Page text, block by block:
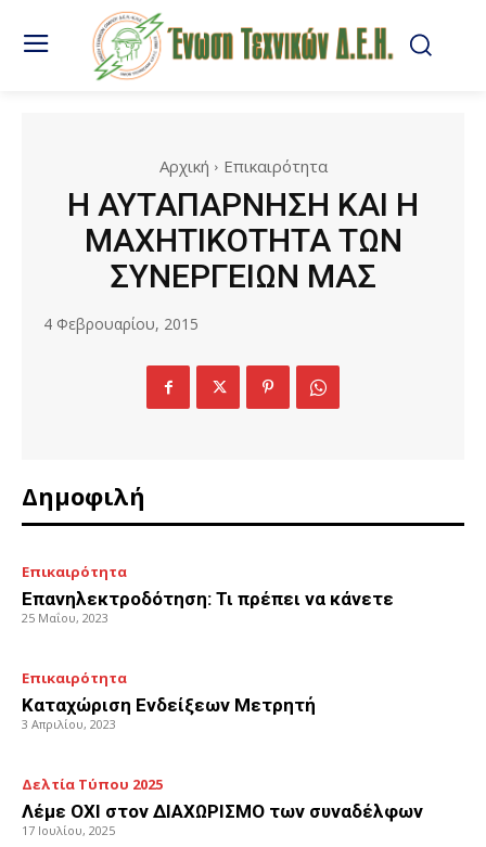
Αρχική Επικαιρότητα
Η ΑΥΤΑΠΑΡΝΗΣΗ ΚΑΙ Η
ΜΑΧΗΤΙΚΟΤΗΤΑ ΤΩΝ
ΣΥΝΕΡΓΕΙΩΝ ΜΑΣ
4 Φεβρουαρίου, 2015
Δημοφιλή
Επικαιρότητα
Επανηλεκτροδότηση: Τι πρέπει να κάνετε
25 Μαΐου, 2023
Επικαιρότητα
Καταχώριση Ενδείξεων Μετρητή
3 Απριλίου, 2023
Δελτία Τύπου 2025
Λέμε ΟΧΙ στον ΔΙΑΧΩΡΙΣΜΟ των συναδέλφων
17 Ιουλίου, 2025